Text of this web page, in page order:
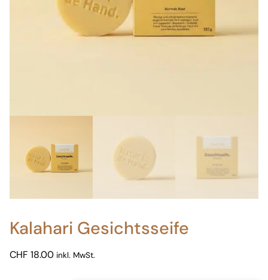
Kalahari Gesichtsseife
CHF 18.00 inkl. MwSt.